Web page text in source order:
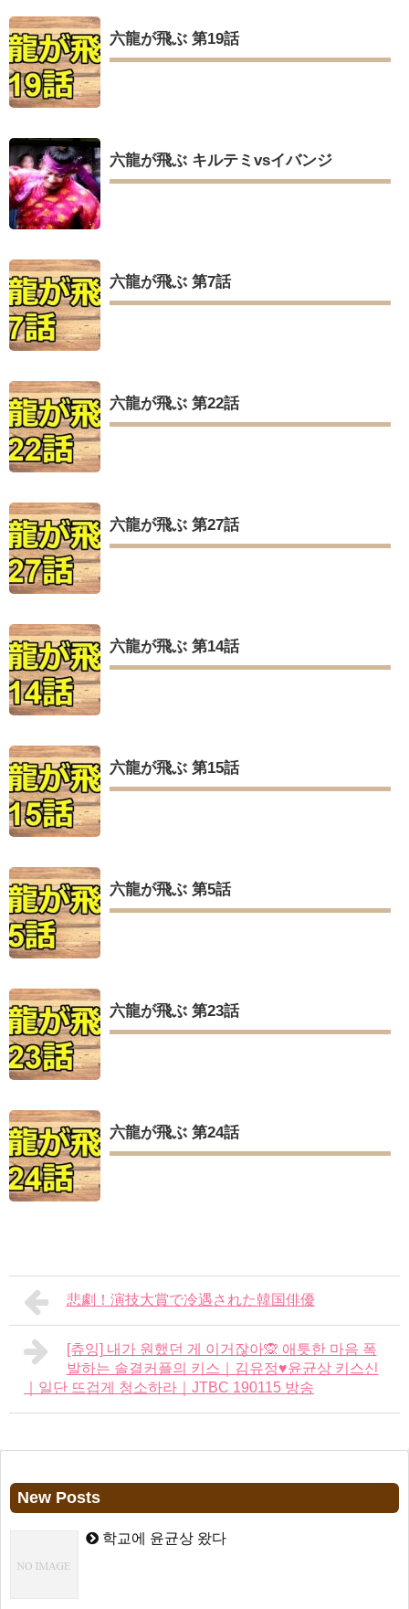
六龍が飛ぶ 第19話
六龍が飛ぶ キルテミvsイバンジ
六龍が飛ぶ 第7話
六龍が飛ぶ 第22話
六龍が飛ぶ 第27話
六龍が飛ぶ 第14話
六龍が飛ぶ 第15話
六龍が飛ぶ 第5話
六龍が飛ぶ 第23話
六龍が飛ぶ 第24話
悲劇！演技大賞で冷遇された韓国俳優
[츄잉] 내가 원했던 게 이거잖아🙊 애틋한 마음 폭
발하는 솔결커플의 키스｜김유정♥윤균상 키스신
｜일단 뜨겁게 청소하라｜JTBC 190115 방송
New Posts
학교에 윤균상 왔다